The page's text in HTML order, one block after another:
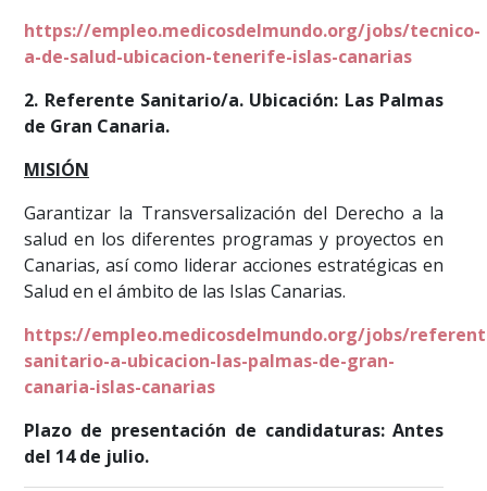
https://empleo.medicosdelmundo.org/jobs/tecnico-
a-de-salud-ubicacion-tenerife-islas-canarias
2. Referente Sanitario/a. Ubicación: Las Palmas
de Gran Canaria.
MISIÓN
Garantizar la Transversalización del Derecho a la
salud en los diferentes programas y proyectos en
Canarias, así como liderar acciones estratégicas en
Salud en el ámbito de las Islas Canarias.
https://empleo.medicosdelmundo.org/jobs/
sanitario-a-ubicacion-las-palmas-de-gran-
canaria-islas-canarias
Plazo de presentación de candidaturas: Antes
del 14 de julio.